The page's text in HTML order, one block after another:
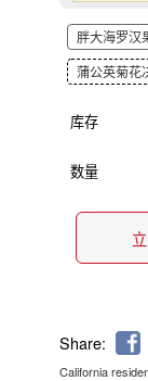
胖大海罗汉
蒲公英菊花
库存
数量
California